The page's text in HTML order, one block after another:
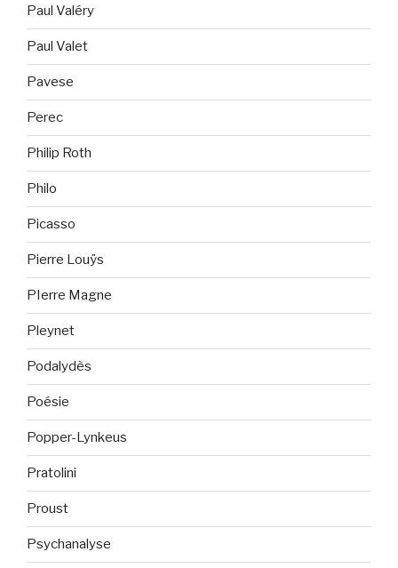
Paul Valéry
Paul Valet
Pavese
Perec
Philip Roth
Philo
Picasso
Pierre Louÿs
PIerre Magne
Pleynet
Podalydès
Poésie
Popper-Lynkeus
Pratolini
Proust
Psychanalyse